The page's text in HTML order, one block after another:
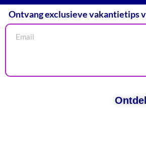
Ontvang exclusieve vakantietips